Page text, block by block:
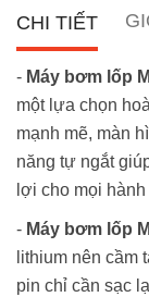
CHI TIẾT
- Máy bơm lốp
một lựa chọn
mạnh mẽ, màn
năng tự ngắt
lợi cho mọi hành
- Máy bơm lốp
lithium nên cầm
pin chỉ cần sạc